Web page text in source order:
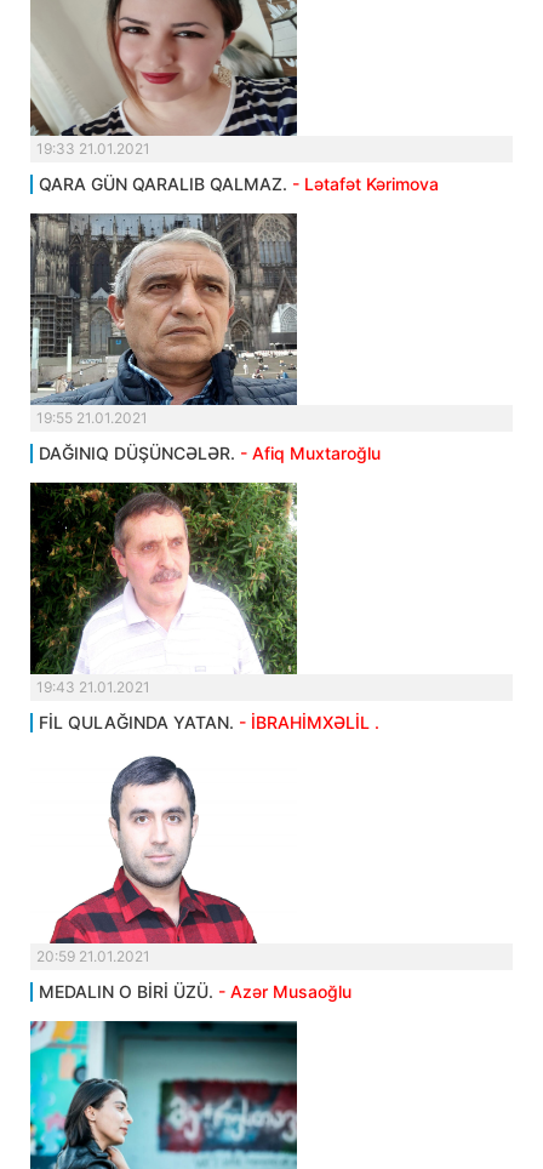
19:33 21.01.2021
QARA GÜN QARALIB QALMAZ. - Lətafət Kərimova
19:55 21.01.2021
DAĞINIQ DÜŞÜNCƏLƏR. - Afiq Muxtaroğlu
19:43 21.01.2021
FİL QULAĞINDA YATAN. - İBRAHİMXƏLİL .
20:59 21.01.2021
MEDALIN O BİRİ ÜZÜ. - Azər Musaoğlu